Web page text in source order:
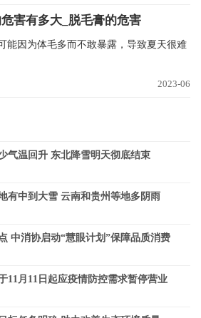
害有多大_脱毛膏的危害
能因为体毛多而不敢暴露，导致夏天很难
2023-06
气温回升 东北降雪明天彻底结束
有中到大雪 云南和贵州等地多阴雨
中消协启动“慧眼计划”保障品质消费
11月11日起应疫情防控需求暂停营业